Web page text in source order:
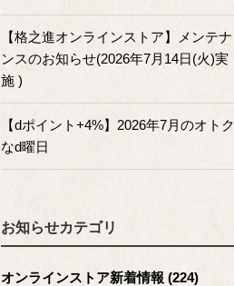
【格之進オンラインストア】メンテナ
ンスのお知らせ(2026年7月14日(火)実
施 )
【dポイント+4%】2026年7月のオトク
なd曜日
お知らせカテゴリ
オンラインストア新着情報 (224)